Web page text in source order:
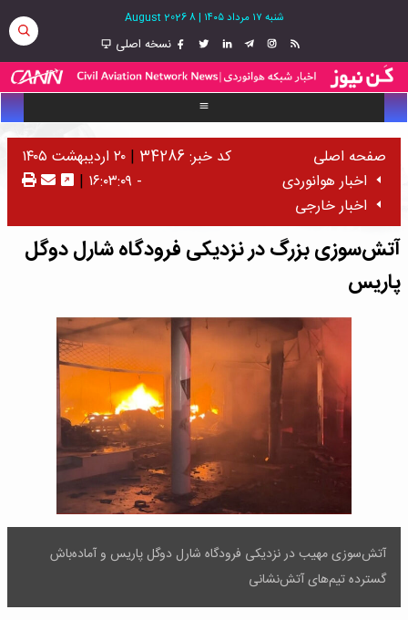
شنبه ۱۷ مرداد ۱۴۰۵ |
8 August 2026
نسخه اصلی
صفحه اصلی
اخبار هوانوردی
اخبار خارجی
کد خبر: 34286 |
۲۰ اردیبهشت ۱۴۰۵
- ۱۶:۰۳:۰۹
|
آتش‌سوزی بزرگ در نزدیکی فرودگاه شارل دوگل
پاریس
آتش‌سوزی مهیب در نزدیکی فرودگاه شارل دوگل پاریس و آماده‌باش
گسترده تیم‌های آتش‌نشانی